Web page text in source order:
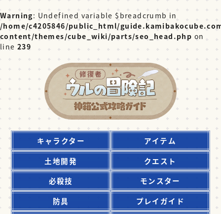
Warning: Undefined variable $breadcrumb in
/home/c4205846/public_html/
content/themes/cube_wiki/parts/seo_head.php on
line 239
キャラクター
アイテム
土地開発
クエスト
必殺技
モンスター
防具
プレイガイド